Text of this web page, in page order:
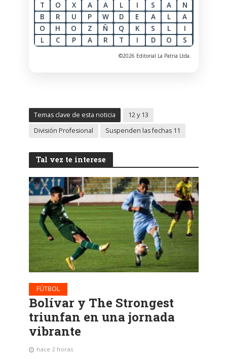
T
O X A A L I S A
N
B
R U P W D E A L
A
O
H O Z Ñ Q K S L
I
L
C P A R T I D O S
©2026 Editorial La Patria Ltda.
Temas clave de esta noticia
12 y 13
División Profesional
Suspenden las fechas 11
Tal vez te interese
FÚTBOL
Bolívar y The Strongest
triunfan en una jornada
vibrante
hace 2 horas